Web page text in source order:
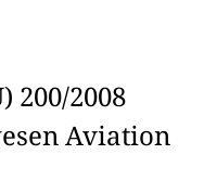
200/2008
Aviation